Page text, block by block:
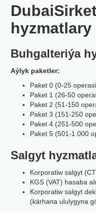
hyzmatlary
Buhgalteriýa
Aýlyk paketler:
Paket 0 (0-25
Paket 1 (26-50
Paket 2 (51-150
Paket 3 (151-250
Paket 4 (251-500
Paket 5 (501-1.000
Salgyt
Korporatiw salgyt
KGS (VAT) hasaba
Korporatiw salgyt
(kärhana ululygyna